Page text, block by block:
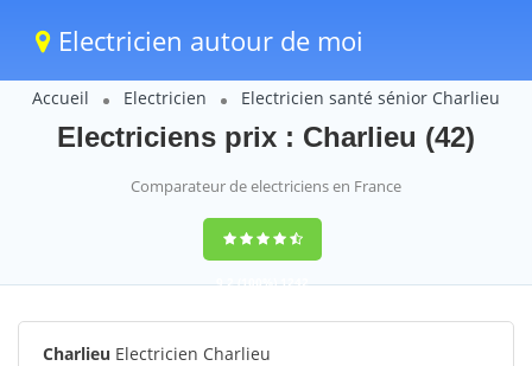
Electricien autour de moi
Accueil Electricien Electricien santé sénior Charlieu
Electriciens prix : Charlieu (42)
Comparateur de electriciens en France
9,2(100%)1242
votes
Charlieu Electricien Charlieu